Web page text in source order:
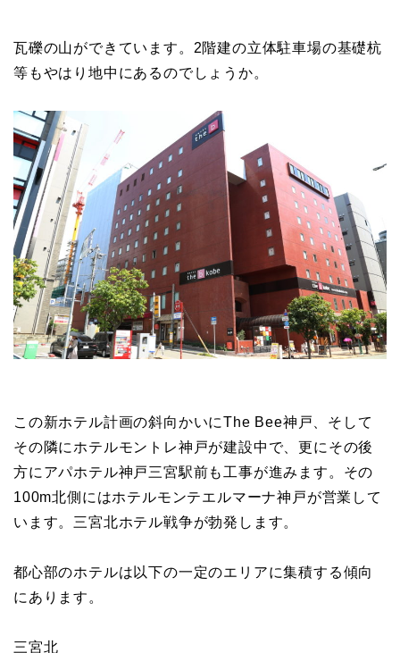
瓦礫の山ができています。2階建の立体駐車場の基礎杭
等もやはり地中にあるのでしょうか。
この新ホテル計画の斜向かいにThe Bee神戸、そして
その隣にホテルモントレ神戸が建設中で、更にその後
方にアパホテル神戸三宮駅前も工事が進みます。その
100m北側にはホテルモンテエルマーナ神戸が営業して
います。三宮北ホテル戦争が勃発します。
都心部のホテルは以下の一定のエリアに集積する傾向
にあります。
三宮北